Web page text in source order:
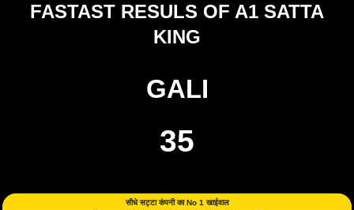
FASTAST RESULS OF A1 SATTA
KING
GALI
35
सीधे सट्टा कंपनी का No 1 खाईवाल